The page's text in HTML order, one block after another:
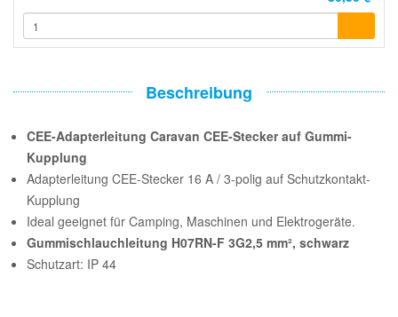
Beschreibung
CEE-Adapterleitung Caravan CEE-Stecker auf Gummi-
Kupplung
Adapterleitung CEE-Stecker 16 A / 3-polig auf Schutzkontakt-
Kupplung
Ideal geeignet für Camping, Maschinen und Elektrogeräte.
Gummischlauchleitung H07RN-F 3G2,5 mm², schwarz
Schutzart: IP 44